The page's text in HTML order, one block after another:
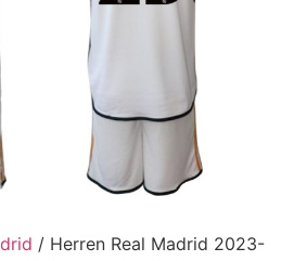
/ Herren Real Madrid 2023-